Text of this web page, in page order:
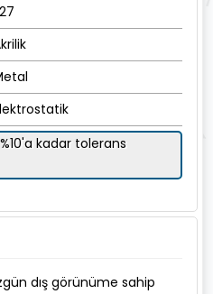
kadar tolerans
dış görünüme sahip